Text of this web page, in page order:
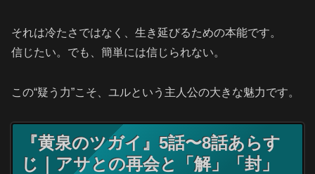
それは冷たさではなく、生き延びるための本能です。
信じたい。でも、簡単には信じられない。
この“疑う力”こそ、ユルという主人公の大きな魅力です。
『黄泉のツガイ』5話〜8話あらす
じ｜アサとの再会と「解」「封」